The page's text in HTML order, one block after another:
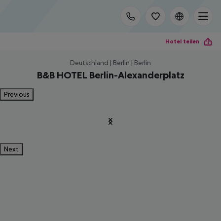
Hotel teilen
Deutschland | Berlin | Berlin
B&B HOTEL Berlin-Alexanderplatz
Previous
Next